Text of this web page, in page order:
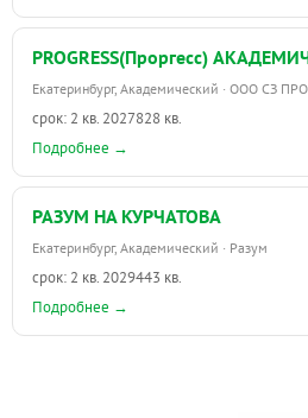
PROGRESS(Проргесс)
Екатеринбург, Академический · ООО СЗ
срок: 2 кв. 2027828 кв.
Подробнее →
РАЗУМ НА КУРЧАТОВА
Екатеринбург, Академический · Разум
срок: 2 кв. 2029443 кв.
Подробнее →